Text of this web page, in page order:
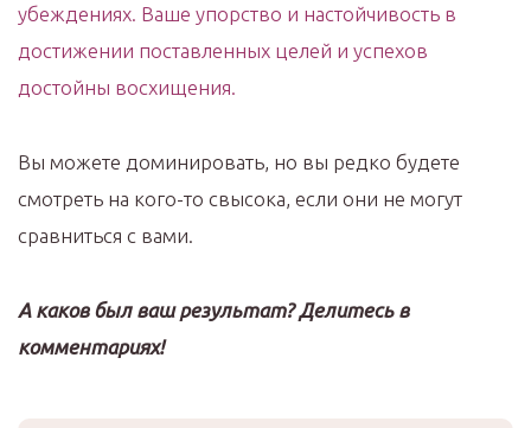
убеждениях. Ваше упорство и настойчивость в
достижении поставленных целей и успехов
достойны восхищения.
Вы можете доминировать, но вы редко будете
смотреть на кого-то свысока, если они не могут
сравниться с вами.
А каков был ваш результат? Делитесь в
комментариях!